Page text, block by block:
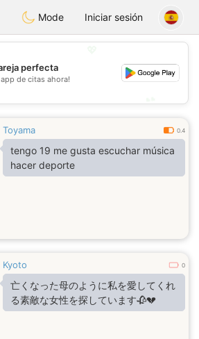
日本Chat
Mode Iniciar sesión
💕
perfecta
app de citas ahora!
Toyama 0.4
tengo 19 me gusta escuchar música
hacer deporte
Kyoto 0
亡くなった母のように私を愛してくれ
る素敵な女性を探しています🥀💔